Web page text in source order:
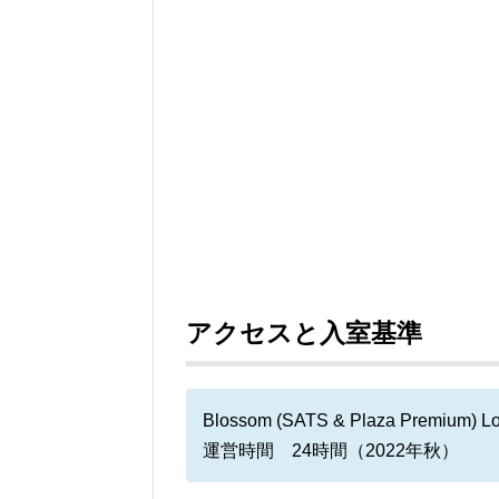
アクセスと入室基準
Blossom (SATS & Plaza Premium)
運営時間 24時間（2022年秋）